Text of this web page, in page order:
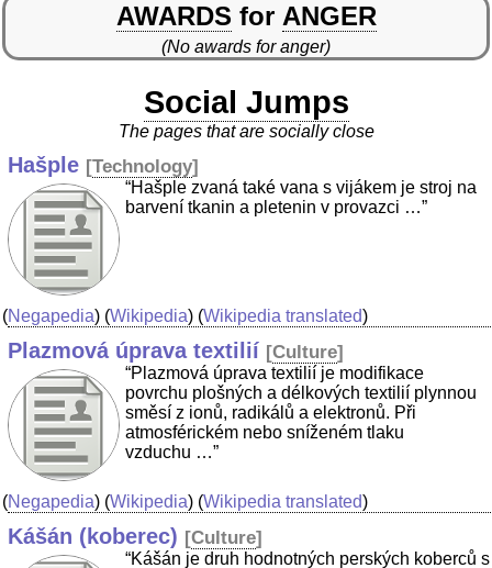
AWARDS for ANGER
(No awards for anger)
Social Jumps
The pages that are socially close
Hašple [Technology]
“Hašple zvaná také vana s vijákem je stroj na
barvení tkanin a pletenin v provazci …”
(Negapedia) (Wikipedia) (Wikipedia translated)
Plazmová úprava textilií [Culture]
“Plazmová úprava textilií je modifikace
povrchu plošných a délkových textilií plynnou
směsí z ionů, radikálů a elektronů. Při
atmosférickém nebo sníženém tlaku
vzduchu …”
(Negapedia) (Wikipedia) (Wikipedia translated)
Kášán (koberec) [Culture]
“Kášán je druh hodnotných perských koberců s